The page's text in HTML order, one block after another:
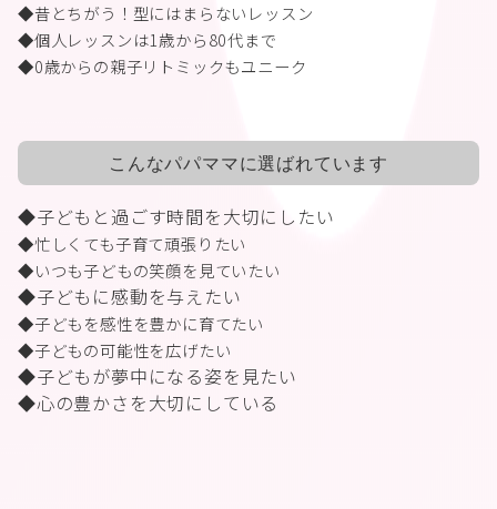
◆昔とちがう！型にはまらないレッスン
◆個人レッスンは1 歳から80代まで
◆0歳からの親子リトミックもユニーク
こんなパパママに選ばれています
◆子どもと過ごす時間を大切にしたい
◆忙しくても子育て頑張りたい
◆いつも子どもの笑顔を見ていたい
◆子どもに感動を与えたい
◆子どもを感性を豊かに育てたい
◆子どもの可能性を広げたい
◆子どもが夢中になる姿を見たい
◆心の豊かさを大切にしている